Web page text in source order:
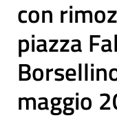
con
piazza
maggio